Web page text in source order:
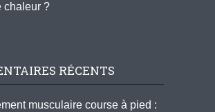
chaleur ?
RÉCENTS
musculaire course à pied :